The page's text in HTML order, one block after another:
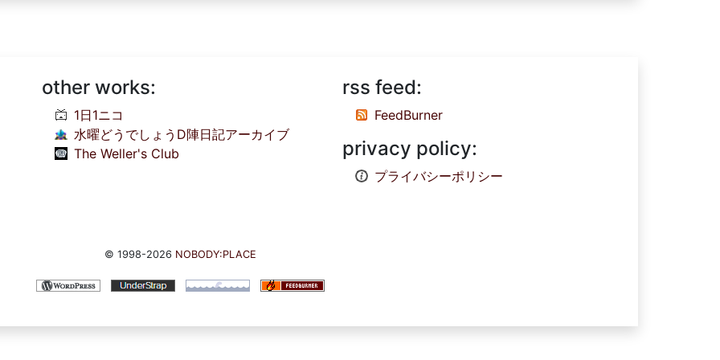
other works:
1日1ニコ
水曜どうでしょうD陣日記アーカイブ
The Weller's Club
rss feed:
FeedBurner
privacy policy:
プライバシーポリシー
© 1998-2026 NOBODY:PLACE